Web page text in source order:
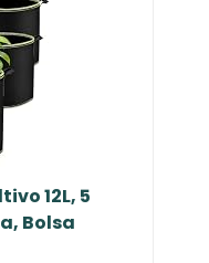
12L, 5
Bolsa